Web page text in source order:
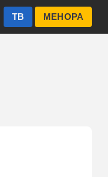
МЕНОРА
ТВ